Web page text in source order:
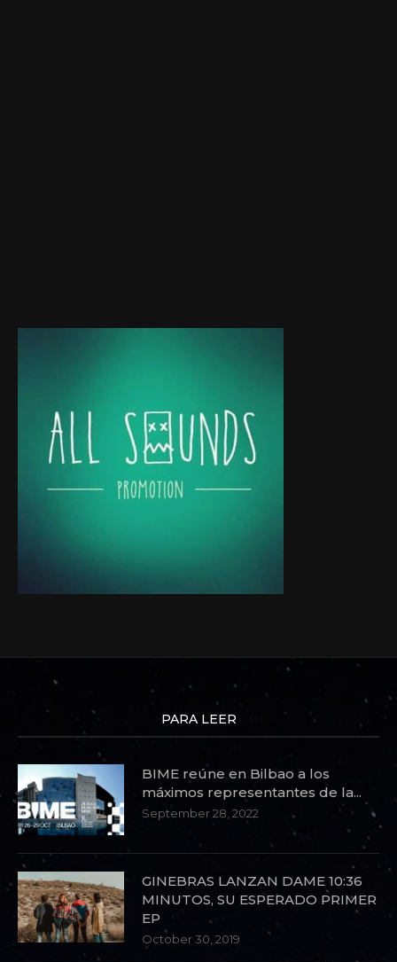
PARA LEER
BIME reúne en Bilbao a los
máximos representantes de la...
September 28, 2022
GINEBRAS LANZAN DAME 10:36
MINUTOS, SU ESPERADO PRIMER
EP
October 30, 2019